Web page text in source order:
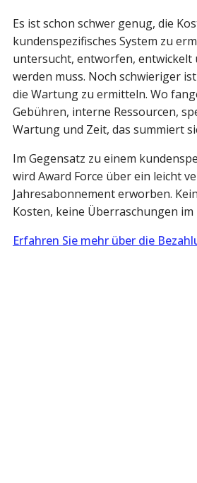
Es ist schon schwer genug, die
kundenspezifisches System zu
untersucht, entworfen, entwickelt
werden muss. Noch schwieriger
die Wartung zu ermitteln. Wo
Gebühren, interne Ressourcen,
Wartung und Zeit, das summiert
Im Gegensatz zu einem
wird Award Force über ein leicht
Jahresabonnement erworben.
Kosten, keine Überraschungen im
Erfahren Sie mehr über die